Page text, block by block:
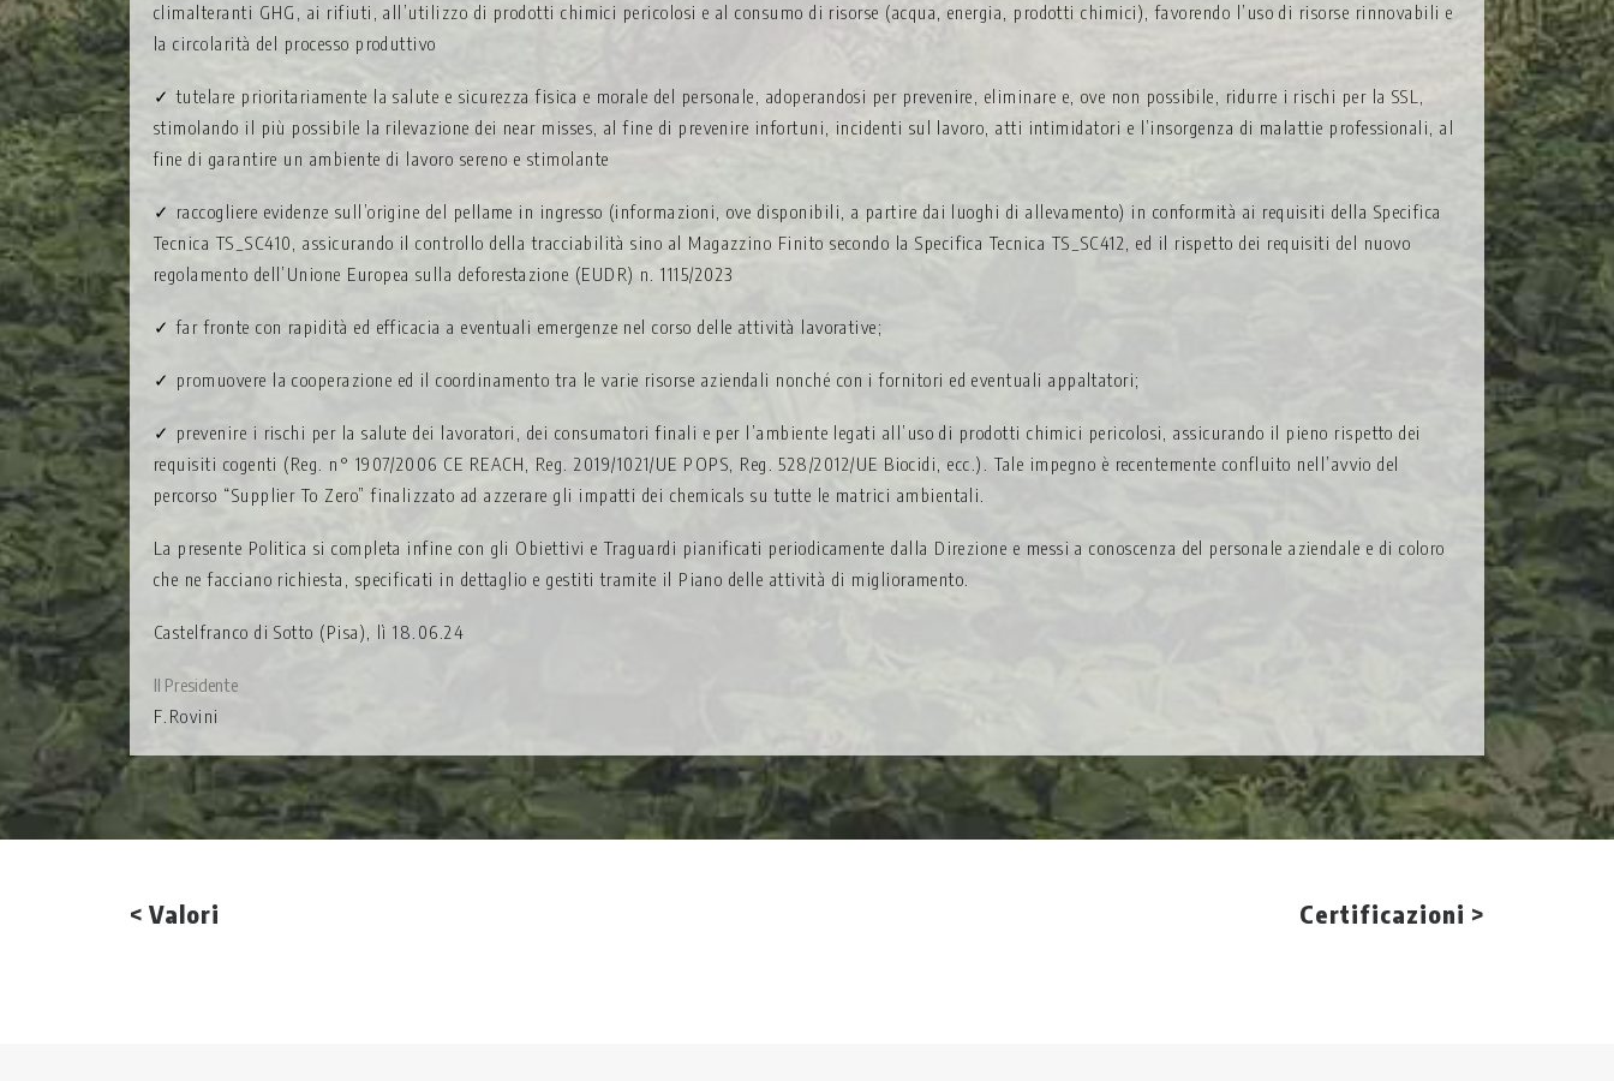
climalteranti GHG, ai rifiuti, all’utilizzo di prodotti chimici pericolosi e al consumo di risorse (acqua, energia, prodotti chimici), favorendo l’uso di risorse rinnovabili e
la circolarità del processo produttivo
✓ tutelare prioritariamente la salute e sicurezza fisica e morale del personale, adoperandosi per prevenire, eliminare e, ove non possibile, ridurre i rischi per la SSL,
stimolando il più possibile la rilevazione dei near misses, al fine di prevenire infortuni, incidenti sul lavoro, atti intimidatori e l’insorgenza di malattie professionali, al
fine di garantire un ambiente di lavoro sereno e stimolante
✓ raccogliere evidenze sull’origine del pellame in ingresso (informazioni, ove disponibili, a partire dai luoghi di allevamento) in conformità ai requisiti della Specifica
Tecnica TS_SC410, assicurando il controllo della tracciabilità sino al Magazzino Finito secondo la Specifica Tecnica TS_SC412, ed il rispetto dei requisiti del nuovo
regolamento dell’Unione Europea sulla deforestazione (EUDR) n. 1115/2023
✓ far fronte con rapidità ed efficacia a eventuali emergenze nel corso delle attività lavorative;
✓ promuovere la cooperazione ed il coordinamento tra le varie risorse aziendali nonché con i fornitori ed eventuali appaltatori;
✓ prevenire i rischi per la salute dei lavoratori, dei consumatori finali e per l’ambiente legati all’uso di prodotti chimici pericolosi, assicurando il pieno rispetto dei
requisiti cogenti (Reg. n° 1907/2006 CE REACH, Reg. 2019/1021/UE POPS, Reg. 528/2012/UE Biocidi, ecc.). Tale impegno è recentemente confluito nell’avvio del
percorso “Supplier To Zero” finalizzato ad azzerare gli impatti dei chemicals su tutte le matrici ambientali.
La presente Politica si completa infine con gli Obiettivi e Traguardi pianificati periodicamente dalla Direzione e messi a conoscenza del personale aziendale e di coloro
che ne facciano richiesta, specificati in dettaglio e gestiti tramite il Piano delle attività di miglioramento.
Castelfranco di Sotto (Pisa), lì 18.06.24
Il Presidente
F.Rovini
< Valori Certificazioni >